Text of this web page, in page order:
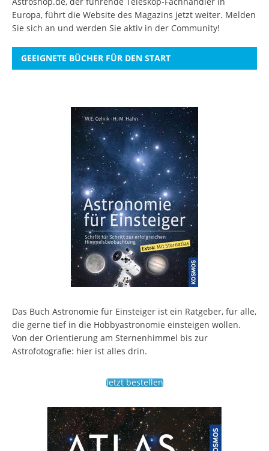
Europa, führt die Website des Magazins jetzt weiter. Melden
Sie sich an und werden Sie aktiv in der Community!
GEEIGNETE BÜCHER FÜR DEN START
Das Buch Astronomie für Einsteiger ist ein Ratgeber, für alle,
die gerne tief in die Hobbyastronomie einsteigen wollen.
Von der Orientierung am Sternenhimmel bis zur
Astrofotografie: hier ist alles drin.
Jetzt bestellen